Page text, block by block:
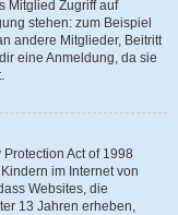
Mitglied Zugriff auf
stehen: zum Beispiel
andere Mitglieder, Beitritt
eine Anmeldung, da sie
Act of 1998
im Internet von
Websites, die
13 Jahren erheben,